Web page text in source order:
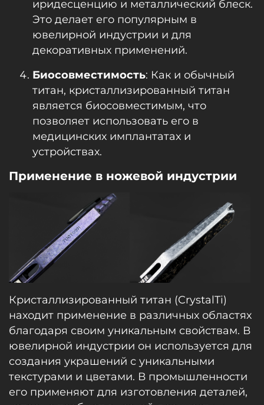
иридесценцию и металлический блеск.
Это делает его популярным в
ювелирной индустрии и для
декоративных применений.
Биосовместимость: Как и обычный
титан, кристаллизированный титан
является биосовместимым, что
позволяет использовать его в
медицинских имплантатах и
устройствах.
Применение в ножевой индустрии
Кристаллизированный титан (CrystalTi)
находит применение в различных областях
благодаря своим уникальным свойствам. В
ювелирной индустрии он используется для
создания украшений с уникальными
текстурами и цветами. В промышленности
его применяют для изготовления деталей,